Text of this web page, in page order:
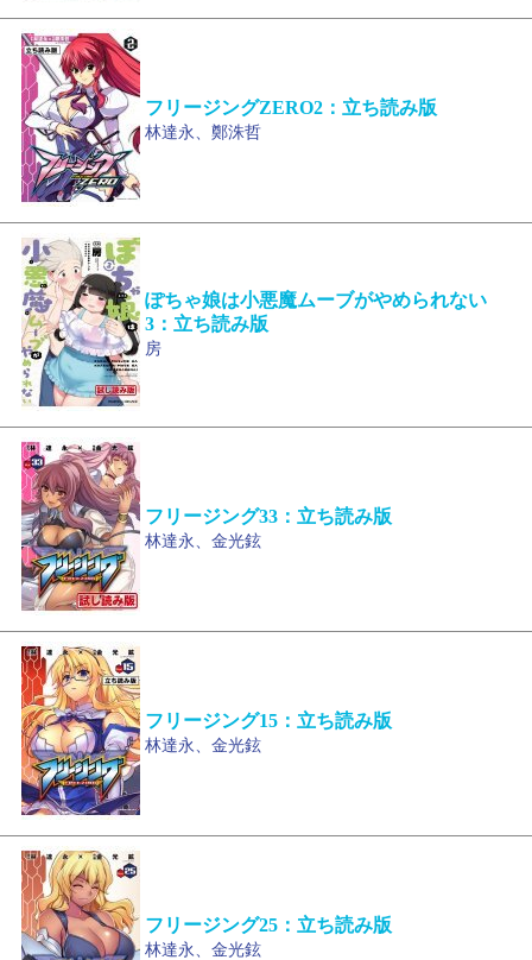
フリージングZERO2：立ち読み版
林達永、鄭洙哲
ぽちゃ娘は小悪魔ムーブがやめられない
3：立ち読み版
房
フリージング33：立ち読み版
林達永、金光鉉
フリージング15：立ち読み版
林達永、金光鉉
フリージング25：立ち読み版
林達永、金光鉉